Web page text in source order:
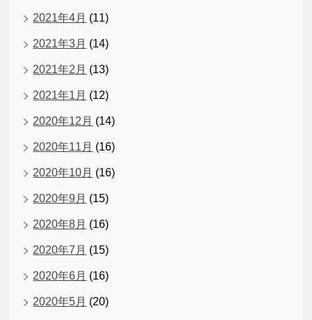
2021年4月 (11)
2021年3月 (14)
2021年2月 (13)
2021年1月 (12)
2020年12月 (14)
2020年11月 (16)
2020年10月 (16)
2020年9月 (15)
2020年8月 (16)
2020年7月 (15)
2020年6月 (16)
2020年5月 (20)